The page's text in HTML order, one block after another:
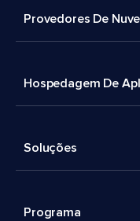
Provedores De
Hospedagem De
Soluções
Programa